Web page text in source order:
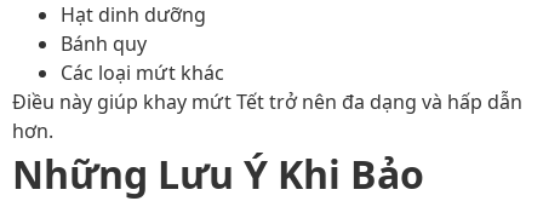
Hạt dinh dưỡng
Bánh quy
Các loại mứt khác
Điều này giúp khay mứt Tết trở nên đa dạng và hấp dẫn
hơn.
Những Lưu Ý Khi Bảo